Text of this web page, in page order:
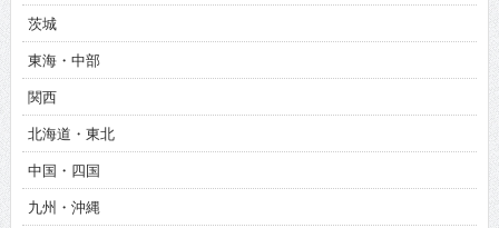
茨城
東海・中部
関西
北海道・東北
中国・四国
九州・沖縄